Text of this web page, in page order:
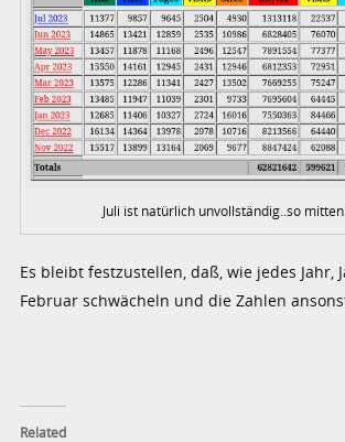
Juli ist natürlich unvollständig..so mitten
Es bleibt festzustellen, daß, wie jedes Jahr,
Februar schwächeln und die Zahlen
Related